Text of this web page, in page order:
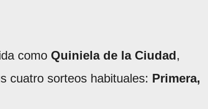
como Quiniela de la Ciudad,
cuatro sorteos habituales: Primera,